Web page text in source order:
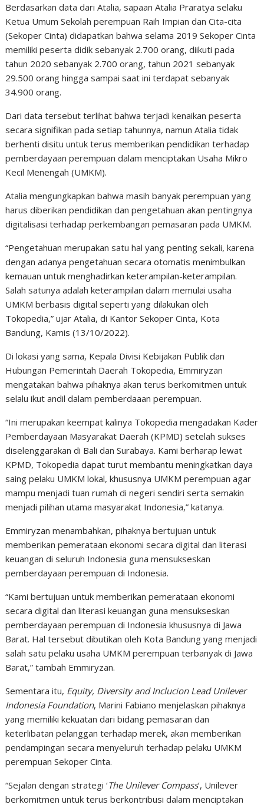
Berdasarkan data dari Atalia, sapaan Atalia Praratya selaku
Ketua Umum Sekolah perempuan Raih Impian dan Cita-cita
(Sekoper Cinta) didapatkan bahwa selama 2019 Sekoper Cinta
memiliki peserta didik sebanyak 2.700 orang, diikuti pada
tahun 2020 sebanyak 2.700 orang, tahun 2021 sebanyak
29.500 orang hingga sampai saat ini terdapat sebanyak
34.900 orang.
Dari data tersebut terlihat bahwa terjadi kenaikan peserta
secara signifikan pada setiap tahunnya, namun Atalia tidak
berhenti disitu untuk terus memberikan pendidikan terhadap
pemberdayaan perempuan dalam menciptakan Usaha Mikro
Kecil Menengah (UMKM).
Atalia mengungkapkan bahwa masih banyak perempuan yang
harus diberikan pendidikan dan pengetahuan akan pentingnya
digitalisasi terhadap perkembangan pemasaran pada UMKM.
“Pengetahuan merupakan satu hal yang penting sekali, karena
dengan adanya pengetahuan secara otomatis menimbulkan
kemauan untuk menghadirkan keterampilan-keterampilan.
Salah satunya adalah keterampilan dalam memulai usaha
UMKM berbasis digital seperti yang dilakukan oleh
Tokopedia,” ujar Atalia, di Kantor Sekoper Cinta, Kota
Bandung, Kamis (13/10/2022).
Di lokasi yang sama, Kepala Divisi Kebijakan Publik dan
Hubungan Pemerintah Daerah Tokopedia, Emmiryzan
mengatakan bahwa pihaknya akan terus berkomitmen untuk
selalu ikut andil dalam pemberdaaan perempuan.
“Ini merupakan keempat kalinya Tokopedia mengadakan Kader
Pemberdayaan Masyarakat Daerah (KPMD) setelah sukses
diselenggarakan di Bali dan Surabaya. Kami berharap lewat
KPMD, Tokopedia dapat turut membantu meningkatkan daya
saing pelaku UMKM lokal, khususnya UMKM perempuan agar
mampu menjadi tuan rumah di negeri sendiri serta semakin
menjadi pilihan utama masyarakat Indonesia,” katanya.
Emmiryzan menambahkan, pihaknya bertujuan untuk
memberikan pemerataan ekonomi secara digital dan literasi
keuangan di seluruh Indonesia guna mensukseskan
pemberdayaan perempuan di Indonesia.
“Kami bertujuan untuk memberikan pemerataan ekonomi
secara digital dan literasi keuangan guna mensukseskan
pemberdayaan perempuan di Indonesia khususnya di Jawa
Barat. Hal tersebut dibutikan oleh Kota Bandung yang menjadi
salah satu pelaku usaha UMKM perempuan terbanyak di Jawa
Barat,” tambah Emmiryzan.
Sementara itu, Equity, Diversity and Inclucion Lead Unilever
Indonesia Foundation, Marini Fabiano menjelaskan pihaknya
yang memiliki kekuatan dari bidang pemasaran dan
keterlibatan pelanggan terhadap merek, akan memberikan
pendampingan secara menyeluruh terhadap pelaku UMKM
perempuan Sekoper Cinta.
“Sejalan dengan strategi ‘The Unilever Compass’, Unilever
berkomitmen untuk terus berkontribusi dalam menciptakan